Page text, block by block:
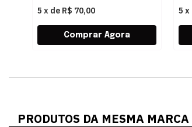
5 x de R$ 70,00 5 x
PRODUTOS DA MESMA MARCA